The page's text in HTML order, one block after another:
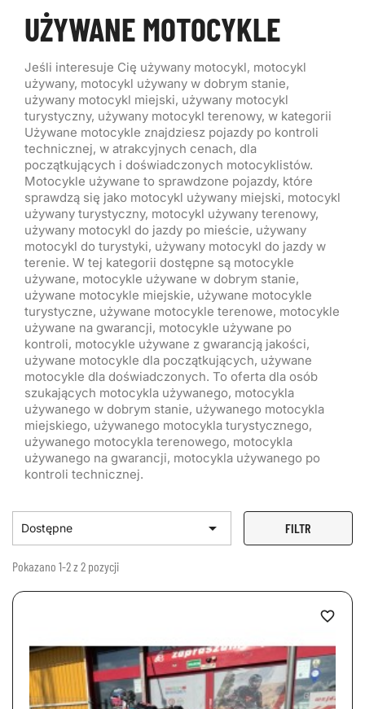
UŻYWANE MOTOCYKLE
Jeśli interesuje Cię używany motocykl, motocykl
używany, motocykl używany w dobrym stanie,
używany motocykl miejski, używany motocykl
turystyczny, używany motocykl terenowy, w kategorii
Używane motocykle znajdziesz pojazdy po kontroli
technicznej, w atrakcyjnych cenach, dla
początkujących i doświadczonych motocyklistów.
Motocykle używane to sprawdzone pojazdy, które
sprawdzą się jako motocykl używany miejski, motocykl
używany turystyczny, motocykl używany terenowy,
używany motocykl do jazdy po mieście, używany
motocykl do turystyki, używany motocykl do jazdy w
terenie. W tej kategorii dostępne są motocykle
używane, motocykle używane w dobrym stanie,
używane motocykle miejskie, używane motocykle
turystyczne, używane motocykle terenowe, motocykle
używane na gwarancji, motocykle używane po
kontroli, motocykle używane z gwarancją jakości,
używane motocykle dla początkujących, używane
motocykle dla doświadczonych. To oferta dla osób
szukających motocykla używanego, motocykla
używanego w dobrym stanie, używanego motocykla
miejskiego, używanego motocykla turystycznego,
używanego motocykla terenowego, motocykla
używanego na gwarancji, motocykla używanego po
kontroli technicznej.
Dostępne  FILTR
Pokazano 1-2 z 2 pozycji
favorite_border